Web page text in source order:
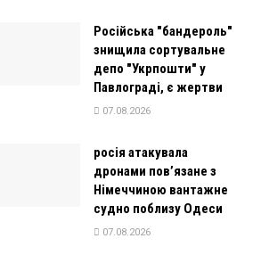
Російська "бандероль"
знищила сортувальне
депо "Укрпошти" у
Павлограді, є жертви
07.08.2026
росія атакувала
дронами пов’язане з
Німеччиною вантажне
судно поблизу Одеси
07.08.2026